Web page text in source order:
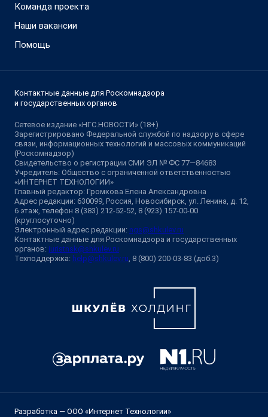
Команда проекта
Наши вакансии
Помощь
Контактные данные для Роскомнадзора
и государственных органов
Сетевое издание «НГС.НОВОСТИ» (18+)
Зарегистрировано Федеральной службой по надзору в сфере
связи, информационных технологий и массовых коммуникаций
(Роскомнадзор)
Свидетельство о регистрации СМИ ЭЛ № ФС 77—84683
Учредитель: Общество с ограниченной ответственностью
«ИНТЕРНЕТ ТЕХНОЛОГИИ»
Главный редактор: Громкова Елена Александровна
Адрес редакции: 630099, Россия, Новосибирск, ул. Ленина, д. 12,
6 этаж, телефон 8 (383) 212-52-52, 8 (923) 157-00-00
(круглосуточно)
Электронный адрес редакции: ngs@shkulev.ru
Контактные данные для Роскомнадзора и государственных
органов: juristnsk@shkulev.ru
Техподдержка: help@shkulev.ru , 8 (800) 200-03-83 (доб.3)
Разработка — ООО «Интернет Технологии»